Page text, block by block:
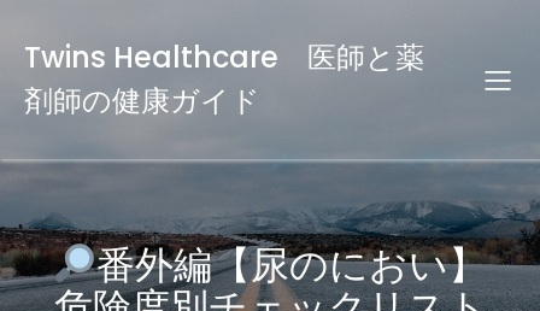
Twins Healthcare 医師と薬
剤師の健康ガイド
番外編【尿のにおい】